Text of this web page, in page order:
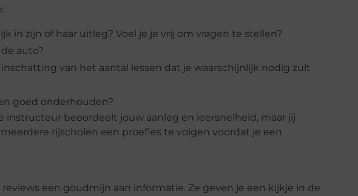
in zijn of haar uitleg? Voel je je vrij om vragen te stellen?
auto?
inschatting van het aantal lessen dat je waarschijnlijk nodig zult
goed onderhouden?
instructeur beoordeelt jouw aanleg en leersnelheid, maar jij
rijscholen een proefles te volgen voordat je een
een goudmijn aan informatie. Ze geven je een kijkje in de